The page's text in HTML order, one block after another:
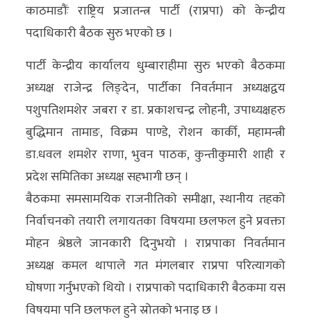
खेलकुद
रोचक
अन्य
क्लिक
खबर
विशेष
राशिफल
फोटो
ग्यालरी
भिडियो
काठमाडौंः राष्ट्रिय प्रजातन्त्र पार्टी (राप्रपा) को केन्द्रीय
पदाधिकारी बैठक सुरु भएको छ ।
पार्टी केन्द्रीय कार्यालय धुम्बाराहीमा सुरु भएको बैठकमा
अध्यक्ष राजेन्द्र लिङ्देन, पार्टीका निवर्तमान अध्यक्षद्वय
पशुपतिशमशेर जबरा र डा. प्रकाशचन्द्र लोहनी, उपाध्यक्षहरु
बुद्धिमान तामाङ, विक्रम पाण्डे, रोशन कार्की, महामन्त्री
डा.धवल शमशेर राणा, भुवन पाठक, कुन्तीकुमारी शाही र
प्रदेश समितिका अध्यक्ष सहभागी छन् ।
बैठकमा समसामयिक राजनीतिको समीक्षा, स्थानीय तहको
निर्वाचनको तयारी लगायतका विषयमा छलफल हुने प्रवक्ता
मोहन श्रेष्ठले जानकारी दिनुभयो । राप्रपाका निवर्तमान
अध्यक्ष कमल थापाले गत मंगलबार राप्रपा परित्यागको
घोषणा गर्नुभएको थियो । राप्रपाको पदाधिकारी बैठकमा यस
विषयमा पनि छलफल हुने स्रोतको भनाइ छ ।